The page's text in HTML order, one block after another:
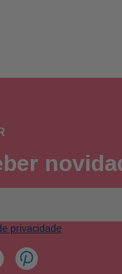
privacidade